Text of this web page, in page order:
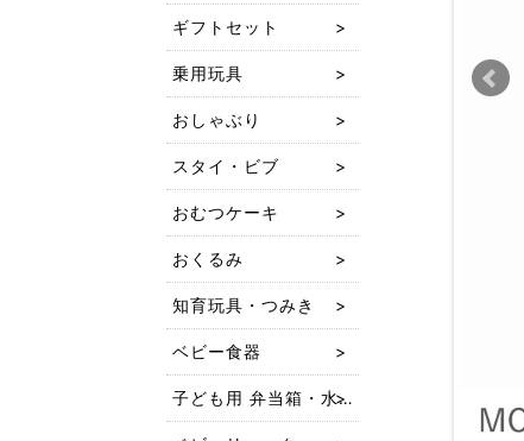
ギフトセット
乗用玩具
おしゃぶり
スタイ・ビブ
おむつケーキ
おくるみ
知育玩具・つみき
ベビー食器
子ども用 弁当箱・水筒